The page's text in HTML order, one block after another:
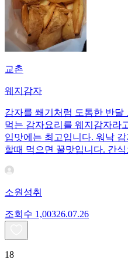
교촌
웨지감자
감자를 쐐기처럼 도톰한 반달
먹는 감자요리를 웨지감자라
입맛에는 최고입니다. 워낙
할때 먹으면 꿀맛입니다. 간
소원성취
조회수 1,00326.07.26
18